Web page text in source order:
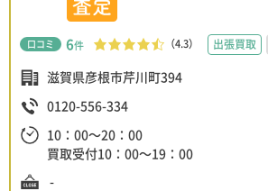
口コミ 6件 （4.3） 出張買取
滋賀県彦根市芹川町394
0120-556-334
10：00～20：00
買取受付10：00～19：00
-